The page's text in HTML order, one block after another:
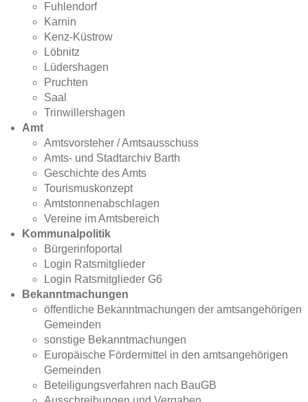
Fuhlendorf
Karnin
Kenz-Küstrow
Löbnitz
Lüdershagen
Pruchten
Saal
Trinwillershagen
Amt
Amtsvorsteher / Amtsausschuss
Amts- und Stadtarchiv Barth
Geschichte des Amts
Tourismuskonzept
Amtstonnenabschlagen
Vereine im Amtsbereich
Kommunalpolitik
Bürgerinfoportal
Login Ratsmitglieder
Login Ratsmitglieder G6
Bekanntmachungen
öffentliche Bekanntmachungen der amtsangehörigen
Gemeinden
sonstige Bekanntmachungen
Europäische Fördermittel in den amtsangehörigen
Gemeinden
Beteiligungsverfahren nach BauGB